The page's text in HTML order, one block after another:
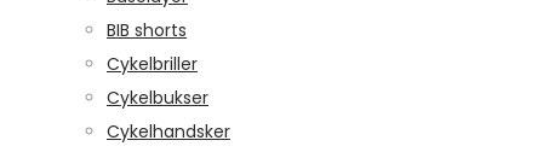
BIB shorts
Cykelbriller
Cykelbukser
Cykelhandsker